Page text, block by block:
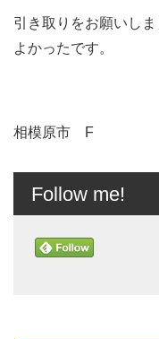
引き取りをお願いし
よかったです。
相模原市 F
Follow me!